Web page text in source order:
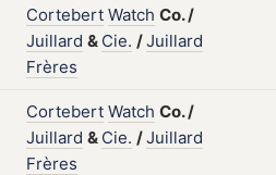
Cortebert Watch Co./
Juillard & Cie. /Juillard
Frères
Cortebert Watch Co./
Juillard & Cie. /Juillard
Frères